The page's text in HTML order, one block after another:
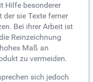
Hilfe besonderer
sie Texte ferner
Bei ihrer Arbeit ist
Reinzeichnung
Maß an
zu vermeiden.
sich jedoch